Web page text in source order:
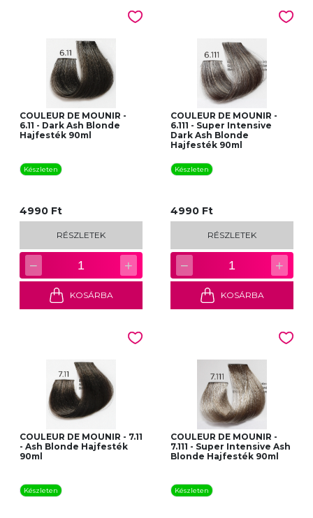
COULEUR DE MOUNIR -
6.11 - Dark Ash Blonde
Hajfesték 90ml
Készleten
4990 Ft
RÉSZLETEK
− 1 +
KOSÁRBA
COULEUR DE MOUNIR -
6.111 - Super Intensive
Dark Ash Blonde
Hajfesték 90ml
Készleten
4990 Ft
RÉSZLETEK
− 1 +
KOSÁRBA
COULEUR DE MOUNIR - 7.11
- Ash Blonde Hajfesték
90ml
Készleten
COULEUR DE MOUNIR -
7.111 - Super Intensive Ash
Blonde Hajfesték 90ml
Készleten